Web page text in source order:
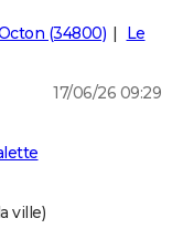
(34800)
Le
17/06/26 09:29
ville)